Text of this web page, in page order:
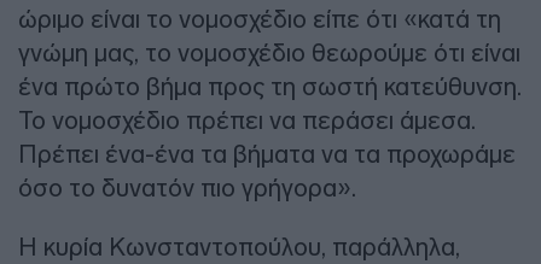
ώριμο είναι το νομοσχέδιο είπε ότι «κατά τη
γνώμη μας, το νομοσχέδιο θεωρούμε ότι είναι
ένα πρώτο βήμα προς τη σωστή κατεύθυνση.
Το νομοσχέδιο πρέπει να περάσει άμεσα.
Πρέπει ένα-ένα τα βήματα να τα προχωράμε
όσο το δυνατόν πιο γρήγορα».
Η κυρία Κωνσταντοπούλου, παράλληλα,